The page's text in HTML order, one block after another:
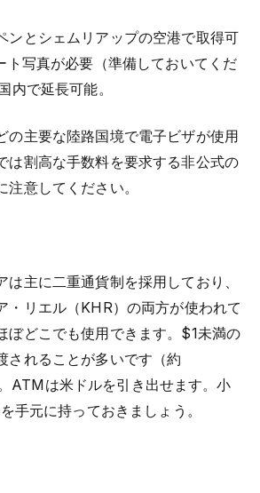
ンとシェムリアップの空港で取得可
写真が必要（準備しておいてくだ
内で延長可能。
の主要な陸路国境で電子ビザが使用
は割高な手数料を要求する非公式の
注意してください。
は主に二重通貨制を採用しており、
・リエル（KHR）の両方が使われて
ぼどこでも使用できます。$1未満の
されることが多いです（約
ATMは米ドルを引き出せます。小
手元に持っておきましょう。